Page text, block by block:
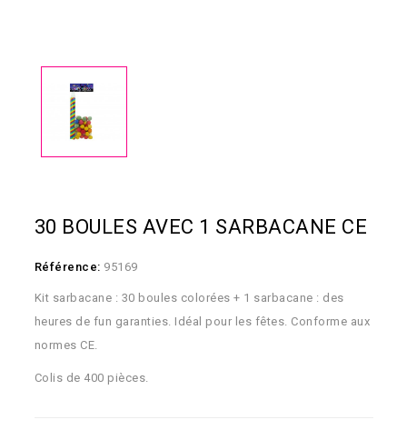
30 BOULES AVEC 1 SARBACANE CE
Référence: 95169
Kit sarbacane : 30 boules colorées + 1 sarbacane : des
heures de fun garanties. Idéal pour les fêtes. Conforme aux
normes CE.
Colis de 400 pièces.